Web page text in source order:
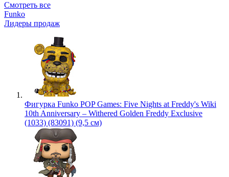
Смотреть все
Funko
Лидеры продаж
Фигурка Funko POP Games: Five Nights at Freddy's Wiki
10th Anniversary – Withered Golden Freddy Exclusive
(1033) (83091) (9,5 см)